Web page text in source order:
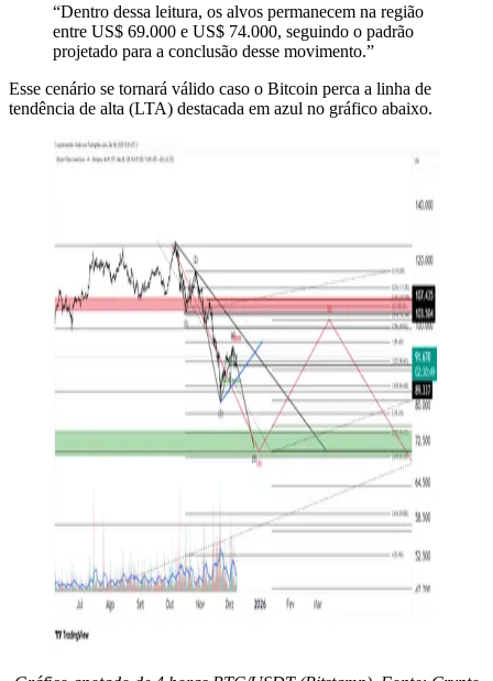
“Dentro dessa leitura, os alvos permanecem na região
entre US$ 69.000 e US$ 74.000, seguindo o padrão
projetado para a conclusão desse movimento.”
Esse cenário se tornará válido caso o Bitcoin perca a linha de
tendência de alta (LTA) destacada em azul no gráfico abaixo.